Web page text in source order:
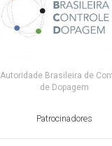
Autoridade Brasileira de
de Dopagem
Patrocinadores